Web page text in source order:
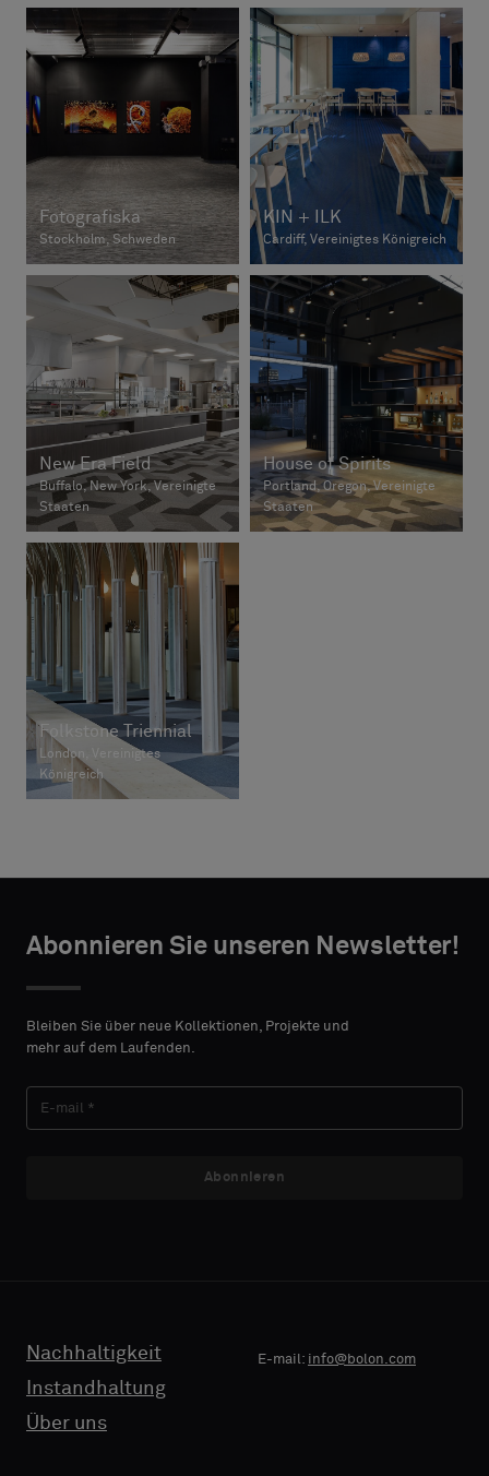
Fotografiska
Stockholm, Schweden
KIN + ILK
Cardiff, Vereinigtes Königreich
New Era Field
Buffalo, New York, Vereinigte
Staaten
House of Spirits
Portland, Oregon, Vereinigte
Staaten
Folkstone Triennial
London, Vereinigtes
Königreich
Abonnieren Sie unseren Newsletter!
Bleiben Sie über neue Kollektionen, Projekte und
mehr auf dem Laufenden.
Abonnieren
Nachhaltigkeit
Instandhaltung
Über uns
E-mail: info@bolon.com